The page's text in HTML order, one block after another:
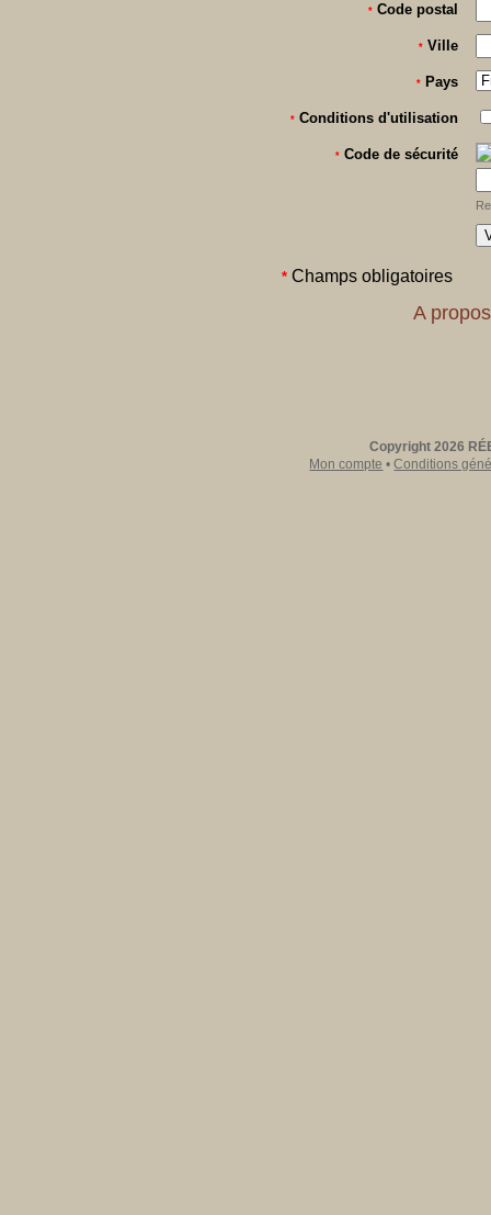
* Code postal
* Ville
* Pays
* Conditions d'utilisation
* Code de sécurité
* Champs obligatoires
A
Copyright 2026
Mon compte •Conditions